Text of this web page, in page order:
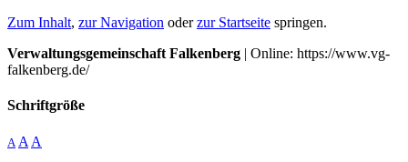
Zum Inhalt, zur Navigation oderzur Startseite springen.
Verwaltungsgemeinschaft Falkenberg | Online: https://www.vg-
falkenberg.de/
Schriftgröße
A A A